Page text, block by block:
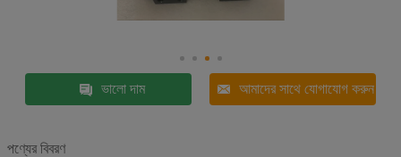
ভালো দাম আমাদের সাথে যোগাযোগ করুন
পণ্যের বিবরণ